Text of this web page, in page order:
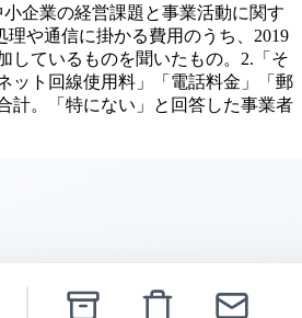
企業の経営課題と事業活動に関す
理や通信に掛かる費用のうち、2019
しているものを聞いたもの。2.「そ
ット回線使用料」「電話料金」「郵
計。「特にない」と回答した事業者